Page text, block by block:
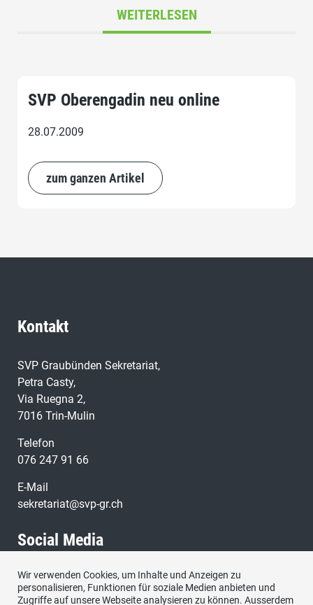
WEITERLESEN
SVP Oberengadin neu online
28.07.2009
zum ganzen Artikel
Kontakt
SVP Graubünden Sekretariat,
Petra Casty,
Via Ruegna 2,
7016 Trin-Mulin
Telefon
076 247 91 66
E-Mail
sekretariat@svp-gr.ch
Social Media
Besuchen Sie uns bei:
Wir verwenden Cookies, um Inhalte und Anzeigen zu
personalisieren, Funktionen für soziale Medien anbieten und
Zugriffe auf unsere Webseite analysieren zu können. Ausserdem